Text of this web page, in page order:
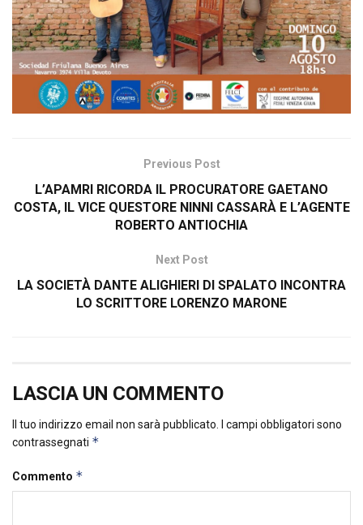
Previous Post
L’APAMRI RICORDA IL PROCURATORE GAETANO
COSTA, IL VICE QUESTORE NINNI CASSARÀ E L’AGENTE
ROBERTO ANTIOCHIA
Next Post
LA SOCIETÀ DANTE ALIGHIERI DI SPALATO INCONTRA
LO SCRITTORE LORENZO MARONE
LASCIA UN COMMENTO
Il tuo indirizzo email non sarà pubblicato.
I campi obbligatori sono
contrassegnati *
Commento *